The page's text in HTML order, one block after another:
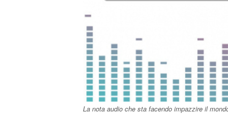
La nota audio che sta facendo impazzire il